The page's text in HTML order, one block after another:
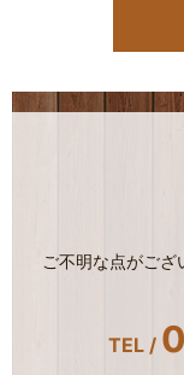
ご不明な点がござ
TEL /